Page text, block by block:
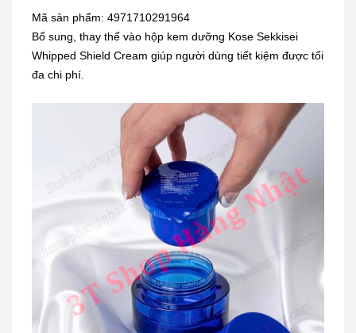
Mã sản phẩm: 4971710291964
Bổ sung, thay thế vào hộp kem dưỡng Kose Sekkisei
Whipped Shield Cream giúp người dùng tiết kiệm được tối
đa chi phí.